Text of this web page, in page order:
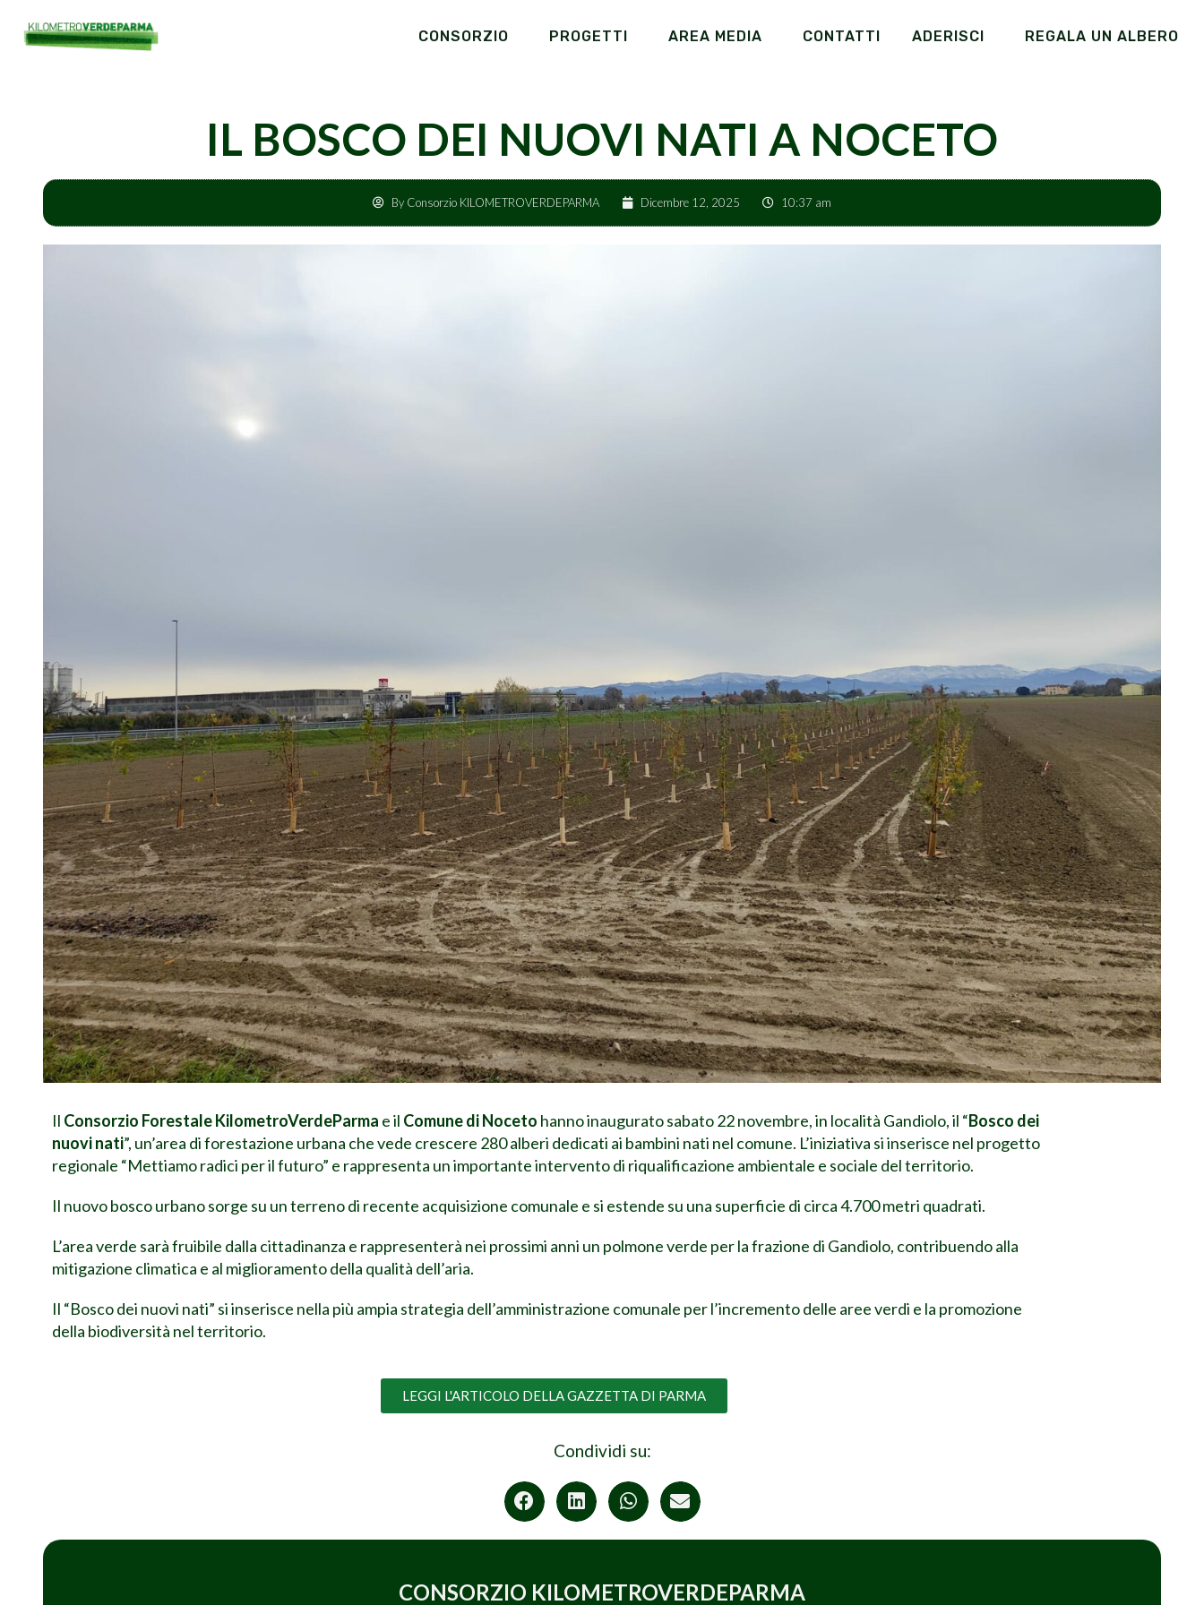
CONSORZIO PROGETTI AREA MEDIA CONTATTI ADERISCI REGALA UN ALBERO
IL BOSCO DEI NUOVI NATI A NOCETO
By Consorzio KILOMETROVERDEPARMA Dicembre 12, 2025 10:37 am
Il Consorzio Forestale KilometroVerdeParma e il Comune di Noceto hanno inaugurato sabato 22 novembre, in località Gandiolo, il “Bosco dei
nuovi nati”, un’area di forestazione urbana che vede crescere 280 alberi dedicati ai bambini nati nel comune. L’iniziativa si inserisce nel progetto
regionale “Mettiamo radici per il futuro” e rappresenta un importante intervento di riqualificazione ambientale e sociale del territorio.
Il nuovo bosco urbano sorge su un terreno di recente acquisizione comunale e si estende su una superficie di circa 4.700 metri quadrati.
L’area verde sarà fruibile dalla cittadinanza e rappresenterà nei prossimi anni un polmone verde per la frazione di Gandiolo, contribuendo alla
mitigazione climatica e al miglioramento della qualità dell’aria.
Il “Bosco dei nuovi nati” si inserisce nella più ampia strategia dell’amministrazione comunale per l’incremento delle aree verdi e la promozione
della biodiversità nel territorio.
LEGGI L'ARTICOLO DELLA GAZZETTA DI PARMA
Condividi su:
CONSORZIO KILOMETROVERDEPARMA